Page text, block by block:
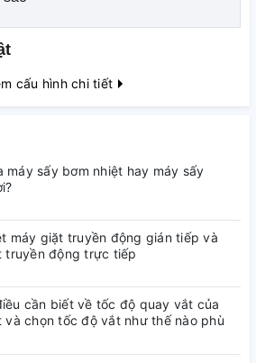
kiệm rất nhiều thời gian cho
chiếc tủ này cũng rất hợp lý. Với
phù hợp với các gia đình có 4-5
cấu hình chi tiết
máy sấy bơm nhiệt hay máy sấy
máy giặt truyền động gián tiếp và
truyền động trực tiếp
cần biết về tốc độ quay vắt của
và chọn tốc độ vắt như thế nào phù